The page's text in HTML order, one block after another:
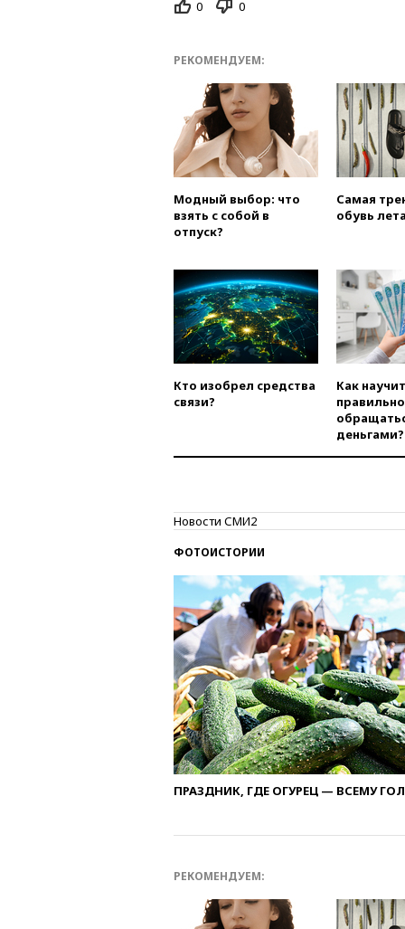
0 0
РЕКОМЕНДУЕМ:
Модный выбор: что
взять с собой в
отпуск?
Самая
обувь
Кто изобрел средства
связи?
Как
правильно
деньгами?
Новости СМИ2
ФОТОИСТОРИИ
ПРАЗДНИК, ГДЕ ОГУРЕЦ — ВСЕМУ
РЕКОМЕНДУЕМ: